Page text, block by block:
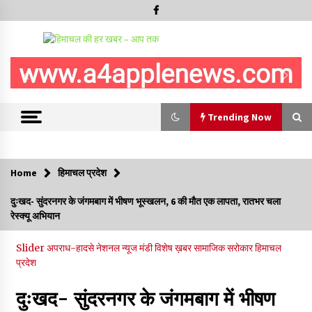
Trending Now
चंबा में बड़ा बस सड़क हादसा, 3 की मौत कई गंभीर घायल, बैरागढ़ से चंबा आ
रही थी निजी बस शर्मा कोच
08/08/2026
Home हिमाचल प्रदेश
दुःखद- सुंदरनगर के जंगमबाग में भीषण भूस्खलन, 6 की मौत एक लापता, रातभर चला
रेस्क्यू अभियान
Sliderअपराध-हादसेनेशनल न्यूजमंडीविशेष ख़बरसामाजिक सरोकारहिमाचल
प्रदेश
दुःखद- सुंदरनगर के जंगमबाग में भीषण